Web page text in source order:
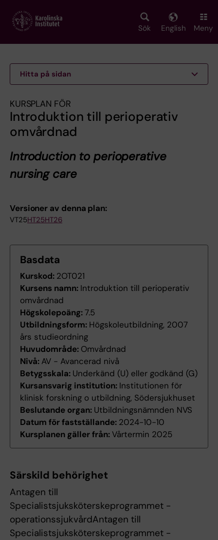
main
Sök English Meny
Hitta på sidan
KURSPLAN FÖR
Introduktion till perioperativ
omvårdnad
Introduction to perioperative
nursing care
Versioner av denna plan:
VT25HT25HT26
Basdata
Kurskod: 2OT021
Kursens namn: Introduktion till perioperativ
omvårdnad
Högskolepoäng:7.5
Utbildningsform: Högskoleutbildning, 2007
års studieordning
Huvudområde: Omvårdnad
Nivå: AV - Avancerad nivå
Betygsskala: Underkänd (U) eller godkänd (G)
Kursansvarig institution: Institutionen för
klinisk forskning o utbildning, Södersjukhuset
Beslutande organ: Utbildningsnämnden NVS
Datum för fastställande: 2024-10-10
Kursplanen gäller från:Vårtermin 2025
Särskild behörighet
Antagen till
Specialistsjuksköterskeprogrammet -
operationssjukvårdAntagen till
Specialistsjuksköterskeprogrammet -